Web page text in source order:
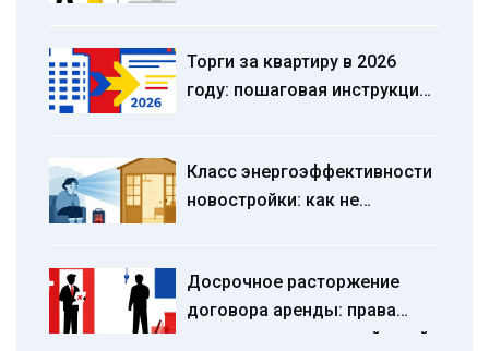
Торги за квартиру в 2026
году: пошаговая инструкция,
Класс энергоэффективности
новостройки: как не
Досрочное расторжение
договора аренды: права
сторон и алгоритм действий